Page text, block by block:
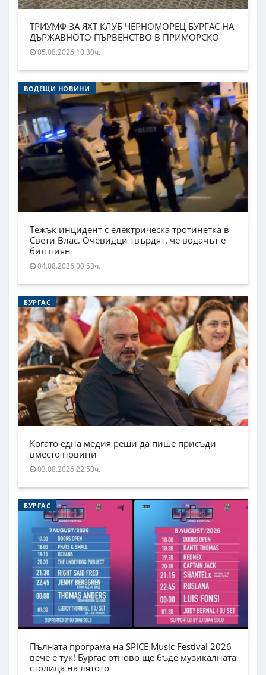
ТРИУМФ ЗА ЯХТ КЛУБ ЧЕРНОМОРЕЦ БУРГАС НА
ДЪРЖАВНОТО ПЪРВЕНСТВО В ПРИМОРСКО
05.08.2026 10:30ч.
ВОДЕЩИ НОВИНИ
Тежък инцидент с електрическа тротинетка в
Свети Влас. Очевидци твърдят, че водачът е
бил пиян
04.08.2026 00:53ч.
БУРГАС
Когато една медия реши да пише присъди
вместо новини
03.08.2026 22:50ч.
БУРГАС
Пълната програма на SPICE Music Festival 2026
вече е тук! Бургас отново ще бъде музикалната
столица на лятото